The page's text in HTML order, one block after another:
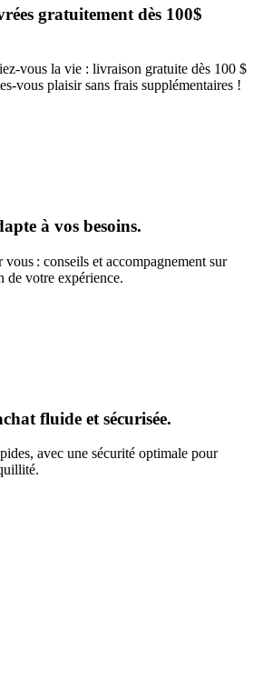
gratuitement dès 100$
vous la vie : livraison gratuite dès 100 $
vous plaisir sans frais supplémentaires !
à vos besoins.
: conseils et accompagnement sur
de votre expérience.
fluide et sécurisée.
avec une sécurité optimale pour